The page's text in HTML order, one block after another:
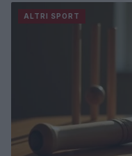
ALTRI SPORT